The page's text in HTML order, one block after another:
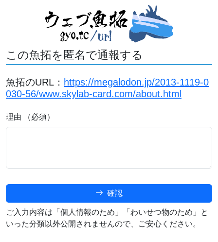
この魚拓を匿名で通報する
魚拓のURL： https://megalodon.jp/2013-1119-0
030-56/www.skylab-card.com/about.html
理由 （必須）
確認
ご入力内容は「個人情報のため」「わいせつ物のため」と
いった分類以外公開されませんので、ご安心ください。